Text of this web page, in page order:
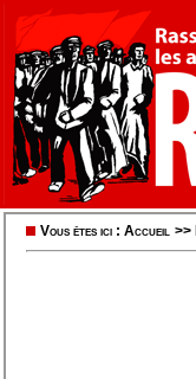
Vous êtes ici : Accueil >>